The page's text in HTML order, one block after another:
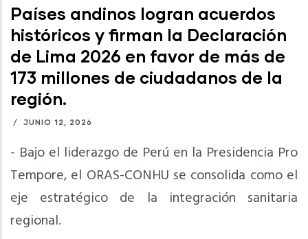
Países andinos logran acuerdos
históricos y firman la Declaración
de Lima 2026 en favor de más de
173 millones de ciudadanos de la
región.
/ JUNIO 12, 2026
- Bajo el liderazgo de Perú en la Presidencia Pro
Tempore, el ORAS-CONHU se consolida como el
eje estratégico de la integración sanitaria
regional.